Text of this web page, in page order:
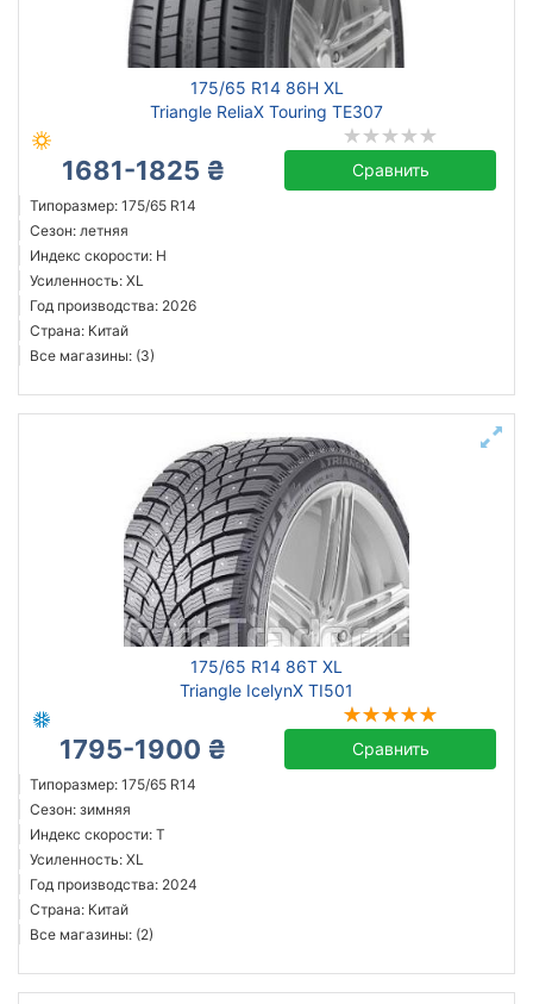
175/65 R14 86H XL
Triangle ReliaX Touring TE307
1681-1825 ₴ Сравнить
Типоразмер: 175/65 R14
Сезон: летняя
Индекс скорости: H
Усиленность: XL
Год производства: 2026
Страна: Китай
Все магазины: (3)
175/65 R14 86T XL
Triangle IcelynX TI501
1795-1900 ₴ Сравнить
Типоразмер: 175/65 R14
Сезон: зимняя
Индекс скорости: T
Усиленность: XL
Год производства: 2024
Страна: Китай
Все магазины: (2)